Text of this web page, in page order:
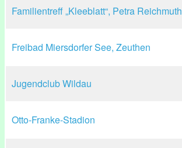
Familientreff „Kleeblatt“, Petra Reichmuth
Freibad Miersdorfer See, Zeuthen
Jugendclub Wildau
Otto-Franke-Stadion